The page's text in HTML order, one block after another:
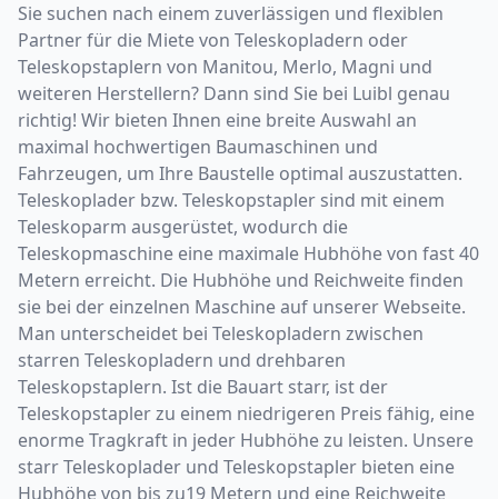
Sie suchen nach einem zuverlässigen und flexiblen
Partner für die Miete von Teleskopladern oder
Teleskopstaplern von Manitou, Merlo, Magni und
weiteren Herstellern? Dann sind Sie bei Luibl genau
richtig! Wir bieten Ihnen eine breite Auswahl an
maximal hochwertigen Baumaschinen und
Fahrzeugen, um Ihre Baustelle optimal auszustatten.
Teleskoplader bzw. Teleskopstapler sind mit einem
Teleskoparm ausgerüstet, wodurch die
Teleskopmaschine eine maximale Hubhöhe von fast 40
Metern erreicht. Die Hubhöhe und Reichweite finden
sie bei der einzelnen Maschine auf unserer Webseite.
Man unterscheidet bei Teleskopladern zwischen
starren Teleskopladern und drehbaren
Teleskopstaplern. Ist die Bauart starr, ist der
Teleskopstapler zu einem niedrigeren Preis fähig, eine
enorme Tragkraft in jeder Hubhöhe zu leisten. Unsere
starr Teleskoplader und Teleskopstapler bieten eine
Hubhöhe von bis zu19 Metern und eine Reichweite